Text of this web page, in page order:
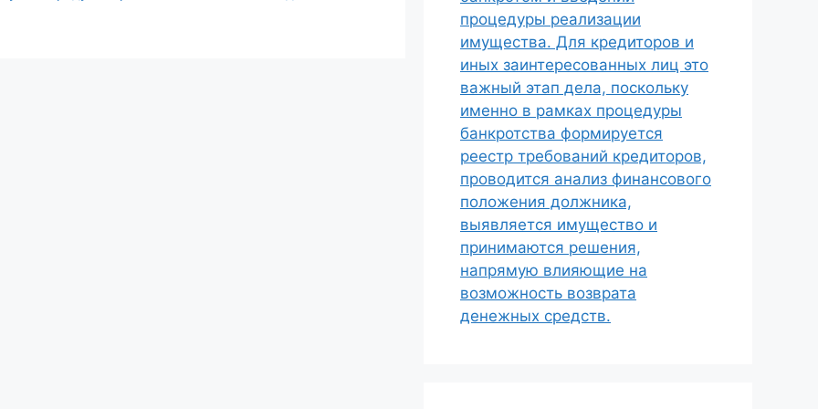
процедуры реализации
имущества. Для кредиторов и
иных заинтересованных лиц это
важный этап дела, поскольку
именно в рамках процедуры
банкротства формируется
реестр требований кредиторов,
проводится анализ финансового
положения должника,
выявляется имущество и
принимаются решения,
напрямую влияющие на
возможность возврата
денежных средств.